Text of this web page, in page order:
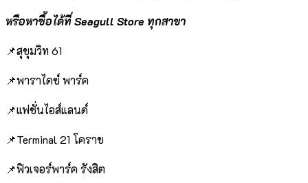
หรือหาซื้อได้ที่ Seagull Store ทุกสาขา
📌สุขุมวิท 61
📌พาราไดซ์ พาร์ค
📌แฟชั่นไอส์แลนด์
📌Terminal 21 โคราช
📌ฟิวเจอร์พาร์ค รังสิต